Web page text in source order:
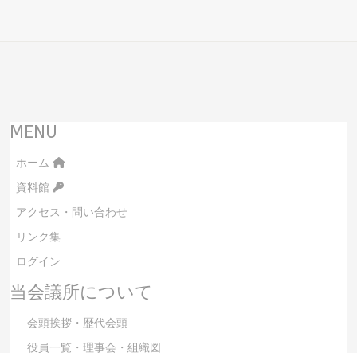
MENU
ホーム
資料館
アクセス・問い合わせ
リンク集
ログイン
当会議所について
会頭挨拶・歴代会頭
役員一覧・理事会・組織図